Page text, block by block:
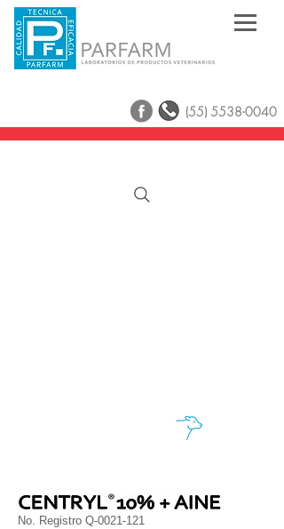
(55) 5538-0040
No. Registro Q-0021-121